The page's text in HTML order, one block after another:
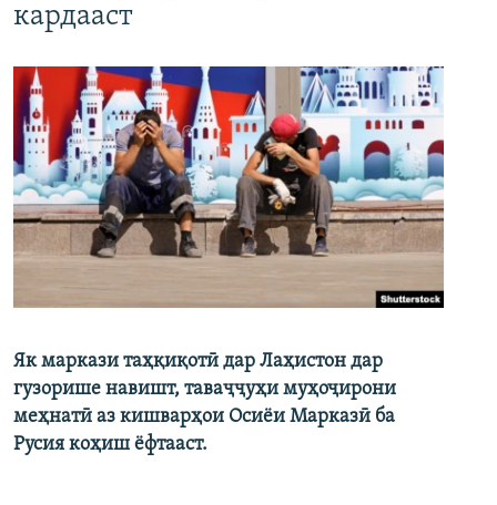
кардааст
Як маркази таҳқиқотӣ дар Лаҳистон дар
гузорише навишт, таваҷҷуҳи муҳоҷирони
меҳнатӣ аз кишварҳои Осиёи Марказӣ ба
Русия коҳиш ёфтааст.